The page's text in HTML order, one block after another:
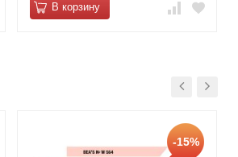
В корзину
-15%